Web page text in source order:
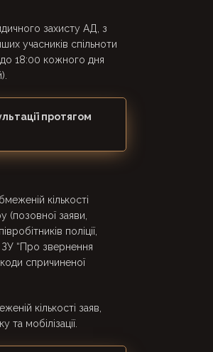
захисту АД, з
учасників спільноти
до 18:00 кожного дня
протягом
кількості
(позовної заяви,
поліції,
ЗУ “Про звернення
спричиненої
кількості заяв,
та мобілізації.